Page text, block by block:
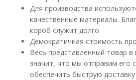
Для производства
качественные материалы.
короб служит долго.
Демократичная стоимость
Весь представленный товар в
значит, что мы отправим его
обеспечить быструю